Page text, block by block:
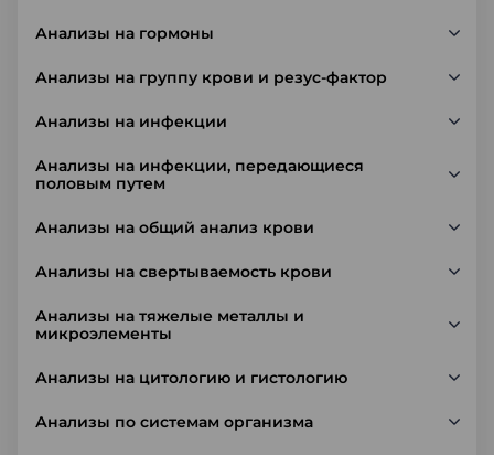
Анализы на гормоны
Анализы на группу крови и резус-фактор
Анализы на инфекции
Анализы на инфекции, передающиеся
половым путем
Анализы на общий анализ крови
Анализы на свертываемость крови
Анализы на тяжелые металлы и
микроэлементы
Анализы на цитологию и гистологию
Анализы по системам организма